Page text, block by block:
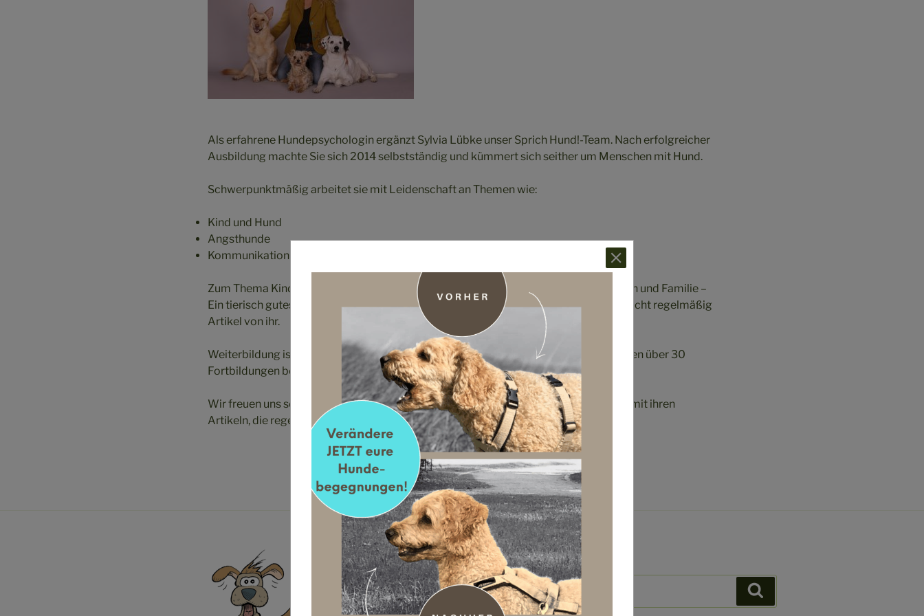
Als erfahrene Hundepsychologin ergänzt Sylvia Lübke unser Sprich Hund!-Team. Nach erfolgreicher
Ausbildung machte Sie sich 2014 selbstständig und kümmert sich seither um Menschen mit Hund.
Schwerpunktmäßig arbeitet sie mit Leidenschaft an Themen wie:
Kind und Hund
Angsthunde
Kommunikation zwischen Hund und Halter
Zum Thema Kind und Hund hat Sylvia neben weiteren Autorinnen das Buch „Pfötchen und Familie –
Ein tierisch gutes Team“ herausgebracht und die Zeitschrift Dog´s Avenue veröffentlicht regelmäßig
Artikel von ihr.
Weiterbildung ist für Sylvia ein sehr wichtiger Punkt und so hat sie in den letzten Jahren über 30
Fortbildungen besucht. Eine Übersicht dazu findet ihr auf ihrerWebsite.
Wir freuen uns sehr, Sylvia mit im Team zu haben und wünschen euch ganz viel Spaß mit ihren
Artikeln, die regelmäßig mehr werden
SUCHE
Suchen
nach: